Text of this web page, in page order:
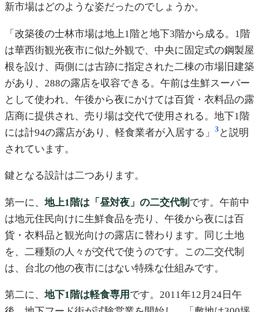
新市場はどのような姿だったのでしょうか。
「改築後の士林市場は地上1階と地下3階から成る。1階
は華西街観光夜市に似た外観で、中央に固定式の鋼製屋
根を設け、両側には古跡に指定された二棟の市場旧建築
があり、288の露店を収容できる。午前は生鮮スーパー
として使われ、午後から夜にかけては百貨・衣料品の露
店商に提供され、売り場は交代で使用される。地下1階
には計94の露店があり、軽食業者が入居する」
3 と説明
されています。
鍵となる設計は二つあります。
第一に、 地上1階は「昼対夜」の二交代制 です。午前中
は地元住民向けに生鮮食品を売り、午後から夜には百
貨・衣料品と観光向けの露店に替わります。同じ土地
を、二種類の人々が交代で使うのです。この二交代制
は、台北の他の夜市にはない特殊な仕組みです。
第二に、 地下1階は軽食専用 です。2011年12月24日午